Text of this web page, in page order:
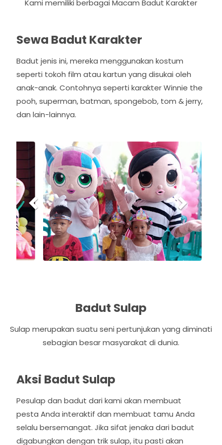
Kami memiliki berbagai Macam Badut Karakter
Sewa Badut Karakter
Badut jenis ini, mereka menggunakan kostum
seperti tokoh film atau kartun yang disukai oleh
anak-anak. Contohnya seperti karakter Winnie the
pooh, superman, batman, spongebob, tom & jerry,
dan lain-lainnya.
P
r
e
v
i
o
u
s
e
x
t
Badut Sulap
Sulap merupakan suatu seni pertunjukan yang diminati
sebagian besar masyarakat di dunia.
Aksi Badut Sulap
Pesulap dan badut dari kami akan membuat
pesta Anda interaktif dan membuat tamu Anda
selalu bersemangat. Jika sifat jenaka dari badut
digabungkan dengan trik sulap, itu pasti akan